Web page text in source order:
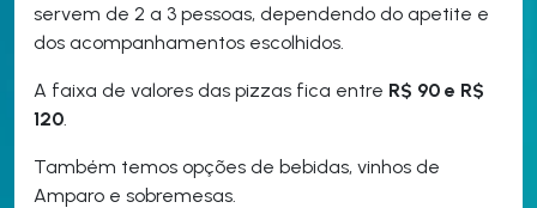
servem de 2 a 3 pessoas, dependendo do apetite e
dos acompanhamentos escolhidos.
A faixa de valores das pizzas fica entre R$ 90 e R$
120
Também temos opções de bebidas, vinhos de
Amparo e sobremesas.